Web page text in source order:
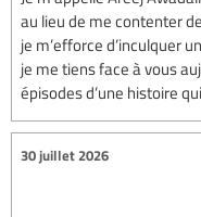
au lieu de me contenter
je m’efforce d’inculquer
je me tiens face à vous
épisodes d’une histoire
30 juillet 2026